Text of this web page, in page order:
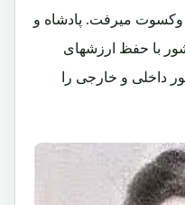
وکسوت میرفت. پادشاه و
با حفظ ارزشهای
داخلی و خارجی را